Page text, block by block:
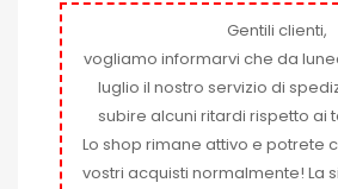
Gentili clienti,
vogliamo informarvi che da
luglio il nostro servizio di
subire alcuni ritardi rispetto ai
Lo shop rimane attivo e potrete
vostri acquisti normalmente! La